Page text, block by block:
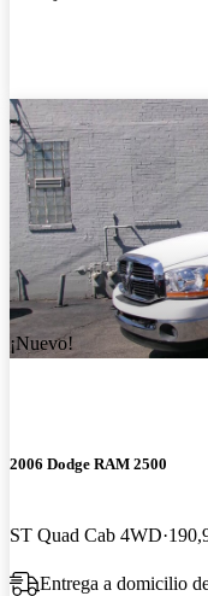
¡Nuevo!
2006 Dodge RAM 2500
ST Quad Cab 4WD
Entrega a domicilio